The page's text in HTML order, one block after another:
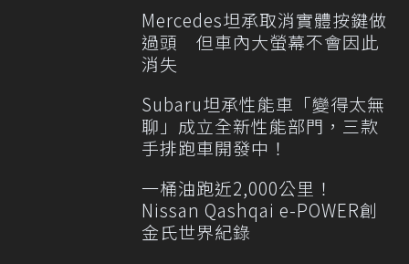
Mercedes坦承取消實體按鍵做
過頭 但車內大螢幕不會因此
消失
Subaru坦承性能車「變得太無
聊」成立全新性能部門，三款
手排跑車開發中！
一桶油跑近2,000公里！
Nissan Qashqai e-POWER創
金氏世界紀錄